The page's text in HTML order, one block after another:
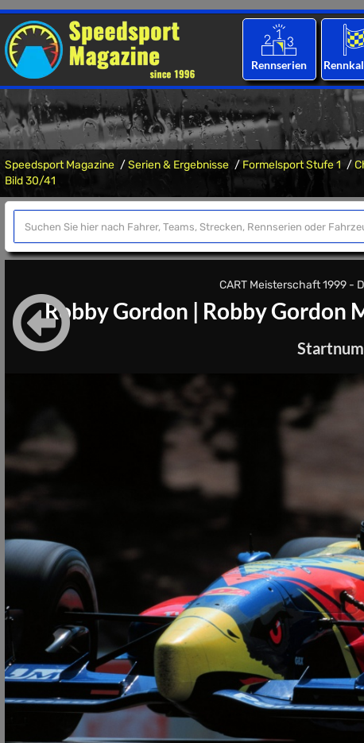
Rennserien
Speedsport Magazine Serien & Ergebnisse Formelsport Stufe 1
Bild 30/41
CART Meisterschaft 1999 -
Robby Gordon | Robby Gordon